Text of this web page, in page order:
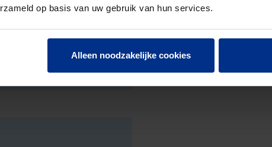
op basis van uw gebruik van hun services.
Alleen noodzakelijke cookies